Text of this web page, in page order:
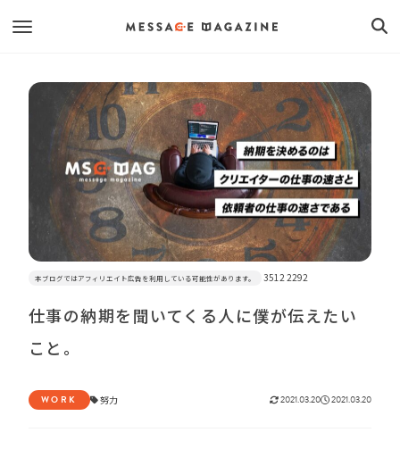
本ブログではアフィリエイト広告を利用している可能性があります。 3512 2292
仕事の納期を聞いてくる人に僕が伝えたい
こと。
WORK 努力 2021.03.20 2021.03.20